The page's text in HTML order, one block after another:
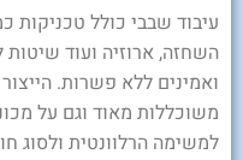
עיבוד שבבי כולל טכניקות
השחזה, ארוזיה ועוד שיטות
משוכללות מאוד וגם על
למשימה הרלוונטית ולסוג